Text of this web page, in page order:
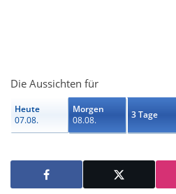
Die Aussichten für
Heute
07.08.
Morgen
08.08.
3 Tage